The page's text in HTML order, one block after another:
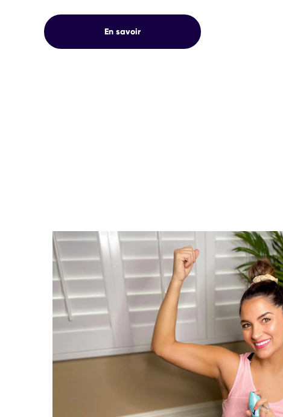
En savoir